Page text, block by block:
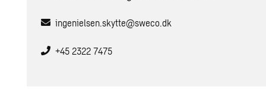
ingenielsen.skytte@sweco.dk
+45 2322 7475